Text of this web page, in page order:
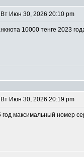
Июн 30, 2026 20:10 pm
10000 тенге 2023
Июн 30, 2026 20:19 pm
год максимальный номер